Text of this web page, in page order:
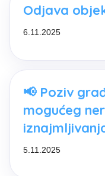
Odjava
6.11.2025
📢 Poziv
mogućeg
5.11.2025